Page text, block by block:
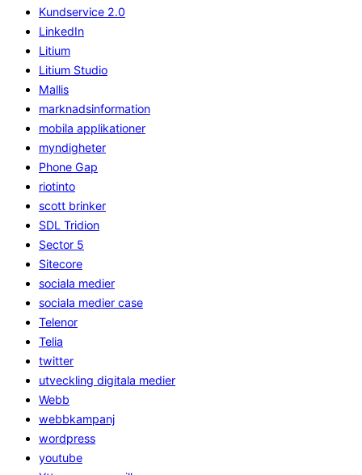
Kundservice 2.0
LinkedIn
Litium
Litium Studio
Mallis
marknadsinformation
mobila applikationer
myndigheter
Phone Gap
riotinto
scott brinker
SDL Tridion
Sector 5
Sitecore
sociala medier
sociala medier case
Telenor
Telia
twitter
utveckling digitala medier
Webb
webbkampanj
wordpress
youtube